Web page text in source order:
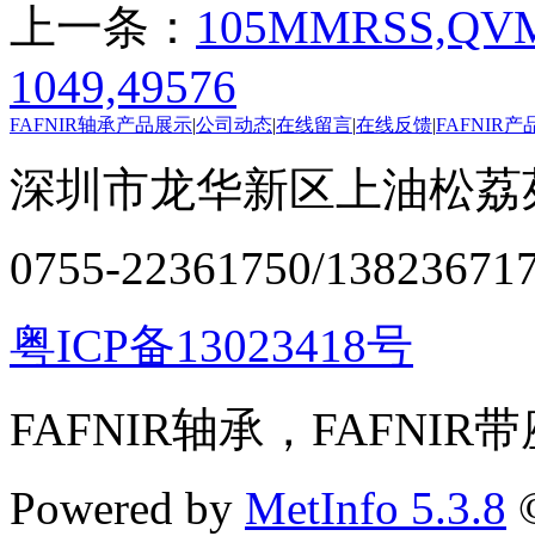
上一条：
1049,49576
FAFNIR轴承产品展示公司动态在线留言在线反馈FAFNIR产
深圳市龙华新区上油松
0755-22361750/
粤ICP备13023418号
FAFNIR轴承，FAFNIR
Powered by MetInfo 5.3.8